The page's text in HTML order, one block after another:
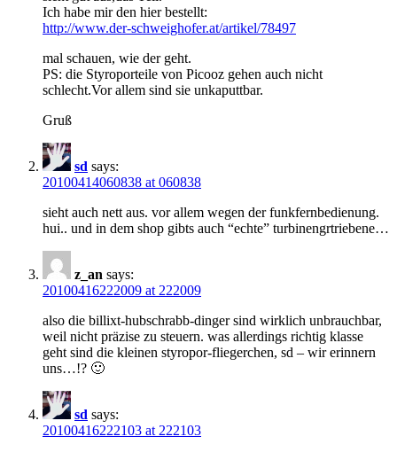
Ich habe mir den hier bestellt:
http://www.der-schweighofer.at/artikel/78497
mal schauen, wie der geht.
PS: die Styroporteile von Picooz gehen auch nicht
schlecht.Vor allem sind sie unkaputtbar.
Gruß
sd says:
20100414060838 at 060838
sieht auch nett aus. vor allem wegen der funkfernbedienung.
hui.. und in dem shop gibts auch “echte” turbinengrtriebene…
z_an says:
20100416222009 at 222009
also die billixt-hubschrabb-dinger sind wirklich unbrauchbar,
weil nicht präzise zu steuern. was allerdings richtig klasse
geht sind die kleinen styropor-fliegerchen, sd – wir erinnern
uns…!? 🙂
sd says:
20100416222103 at 222103